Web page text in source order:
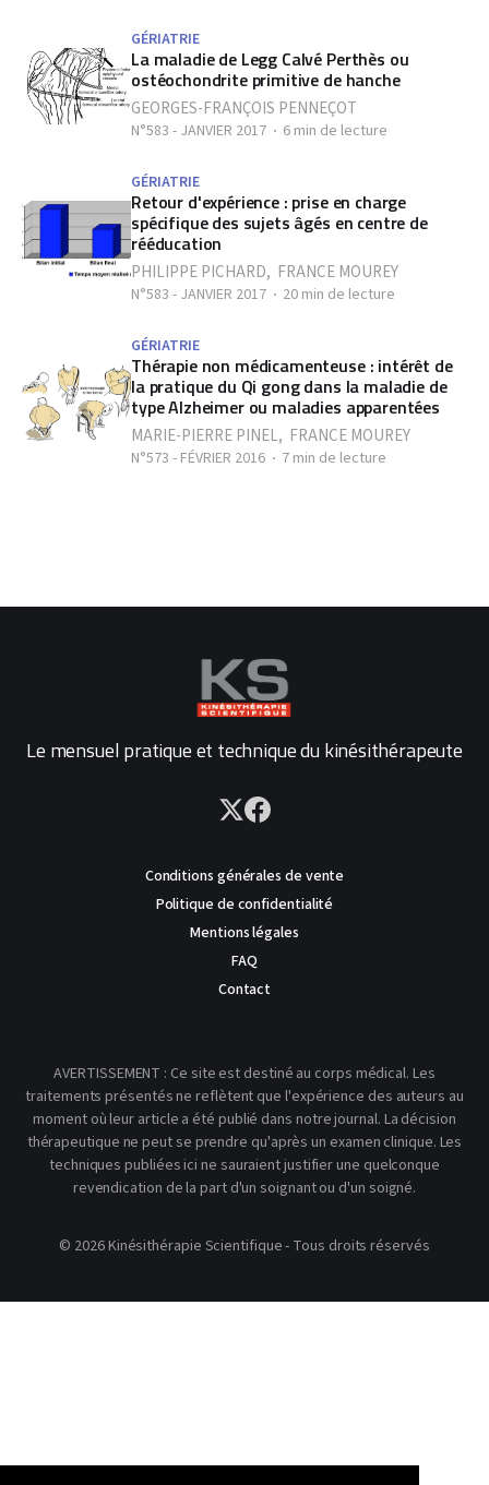
GÉRIATRIE
La maladie de Legg Calvé Perthès ou
ostéochondrite primitive de hanche
GEORGES-FRANÇOIS PENNEÇOT
N°583 - JANVIER 2017 6 min de lecture
GÉRIATRIE
Retour d'expérience : prise en charge
spécifique des sujets âgés en centre de
rééducation
PHILIPPE PICHARD, FRANCE MOUREY
N°583 - JANVIER 2017 20 min de lecture
GÉRIATRIE
Thérapie non médicamenteuse : intérêt de
la pratique du Qi gong dans la maladie de
type Alzheimer ou maladies apparentées
MARIE-PIERRE PINEL, FRANCE MOUREY
N°573 - FÉVRIER 2016 7 min de lecture
Le mensuel pratique et technique du kinésithérapeute
Conditions générales de vente
Politique de confidentialité
Mentions légales
FAQ
Contact
AVERTISSEMENT : Ce site est destiné au corps médical. Les
traitements présentés ne reflètent que l'expérience des auteurs au
moment où leur article a été publié dans notre journal. La décision
thérapeutique ne peut se prendre qu'après un examen clinique. Les
techniques publiées ici ne sauraient justifier une quelconque
revendication de la part d'un soignant ou d'un soigné.
© 2026 Kinésithérapie Scientifique - Tous droits réservés